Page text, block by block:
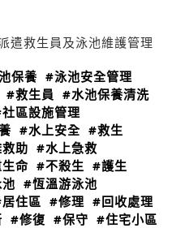
遣救生員及泳池維護管理
保養 #泳池安全管理
#救生員 #水池保養清洗
區設施管理
#水上安全 #救生
助 #水上急救
命 #不殺生 #護生
#恆溫游泳池
住區 #修理 #回收處理
#修復 #保守 #住宅小區